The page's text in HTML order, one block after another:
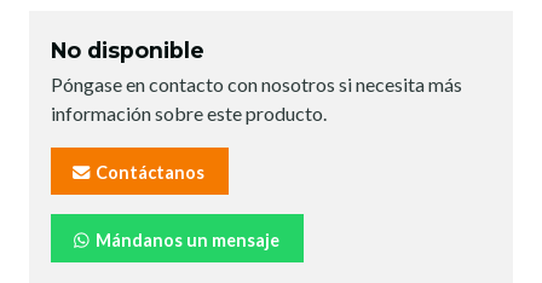
No disponible
Póngase en contacto con nosotros si necesita más
información sobre este producto.
Contáctanos
Mándanos un mensaje